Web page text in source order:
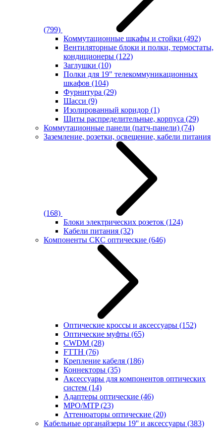
(799)
Коммутационные шкафы и стойки (492)
Вентиляторные блоки и полки, термостаты,
кондиционеры (122)
Заглушки (10)
Полки для 19" телекоммуникационных
шкафов (104)
Фурнитура (29)
Шасси (9)
Изолированный коридор (1)
Щиты распределительные, корпуса (29)
Коммутационные панели (патч-панели) (74)
Заземление, розетки, освещение, кабели питания
(168)
Блоки электрических розеток (124)
Кабели питания (32)
Компоненты СКС оптические (646)
Оптические кроссы и аксессуары (152)
Оптические муфты (65)
CWDM (28)
FTTH (76)
Крепление кабеля (186)
Коннекторы (35)
Аксессуары для компонентов оптических
систем (14)
Адаптеры оптические (46)
MPO/MTP(23)
Аттенюаторы оптические (20)
Кабельные органайзеры 19'' и аксессуары (383)